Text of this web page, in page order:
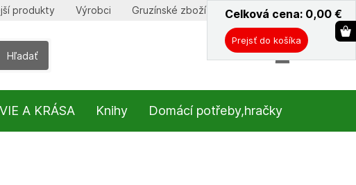
Hľadať
ˇ
Celková cena: 0,00 €
Prejsť do košíka
produkty Výrobci
Gruzínské zboží
A KRÁSA Knihy Domácí potřeby,hračky